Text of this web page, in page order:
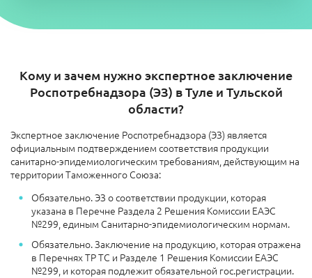
Кому и зачем нужно экспертное заключение
Роспотребнадзора (ЭЗ) в Туле и Тульской
области?
Экспертное заключение Роспотребнадзора (ЭЗ) является
официальным подтверждением соответствия продукции
санитарно-эпидемиологическим требованиям, действующим на
территории Таможенного Союза:
Обязательно. ЭЗ о соответствии продукции, которая
указана в Перечне Раздела 2 Решения Комиссии ЕАЭС
№299, единым Санитарно-эпидемиологическим нормам.
Обязательно. Заключение на продукцию, которая отражена
в Перечнях ТР ТС и Разделе 1 Решения Комиссии ЕАЭС
№299, и которая подлежит обязательной гос.регистрации.